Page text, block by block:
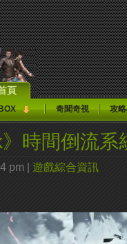
頁
奇聞奇視 攻
》時間倒流系
pm | 遊戲綜合資訊